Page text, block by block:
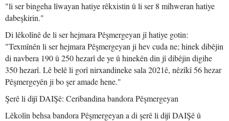
"li ser bingeha lîwayan hatiye rêkxistin û li ser 8 mîhweran hatiye
dabeşkirin."
Di lêkolînê de li ser hejmara Pêşmergeyan jî hatiye gotin:
"Texmînên li ser hejmara Pêşmergeyan ji hev cuda ne; hinek dibêjin
di navbera 190 û 250 hezarî de ye û hinekên din jî dibêjin digihe
350 hezarî. Lê belê li gorî nirxandineke sala 2021ê, nêzîkî 56 hezar
Pêşmergeyên ji bo şer amade hene."
Şerê li dijî DAIŞê: Ceribandina bandora Pêşmergeyan
Lêkolîn behsa bandora Pêşmergeyan a di şerê li dijî DAIŞê û